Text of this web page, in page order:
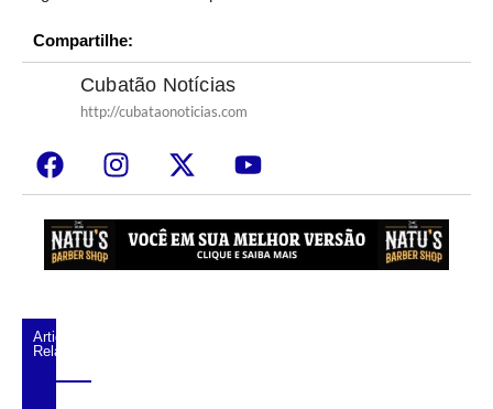
Compartilhe:
Cubatão Notícias
http://cubataonoticias.com
Artigos
Relacionados